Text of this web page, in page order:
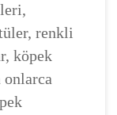
renkli
köpek
onlarca